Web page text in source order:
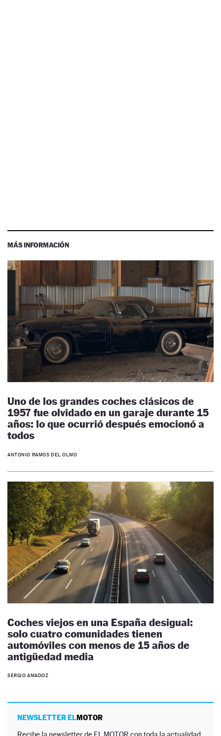
MÁS INFORMACIÓN
Uno de los grandes coches clásicos de
1957 fue olvidado en un garaje durante 15
años: lo que ocurrió después emocionó a
todos
ANTONIO RAMOS DEL OLMO
Coches viejos en una España desigual:
solo cuatro comunidades tienen
automóviles con menos de 15 años de
antigüedad media
SERGIO AMADOZ
NEWSLETTER ELMOTOR